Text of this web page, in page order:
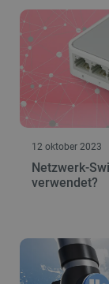
12 oktober 2023
Netzwerk-
verwendet?